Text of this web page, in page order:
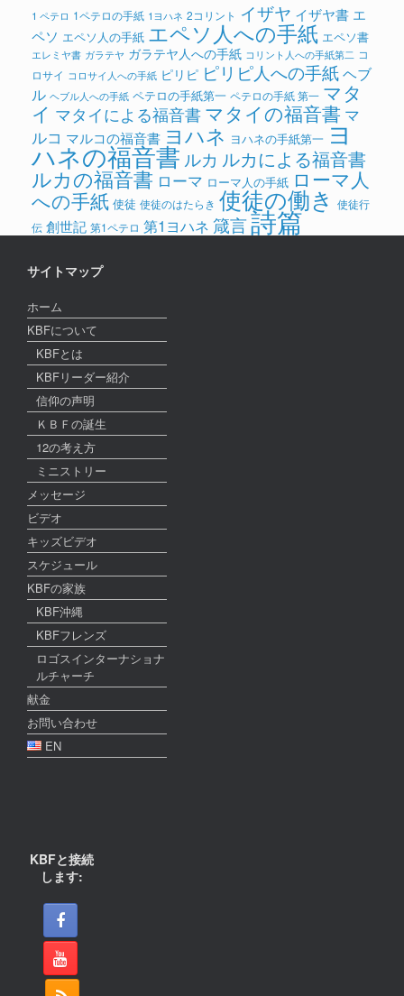
1 ペテロ 1ペテロの手紙 1ヨハネ 2コリント イザヤ イザヤ書 エ
ペソ エペソ人の手紙 エペソ人への手紙 エペソ書
エレミヤ書 ガラテヤ ガラテヤ人への手紙 コリント人への手紙第二 コ
ロサイ コロサイ人への手紙 ピリピ ピリピ人への手紙ヘブ
ル ヘブル人への手紙 ペテロの手紙第一 ペテロの手紙 第一 マタ
イ マタイによる福音書 マタイの福音書 マ
ルコ マルコの福音書 ヨハネ ヨハネの手紙第一 ヨ
ハネの福音書 ルカ ルカによる福音書
ルカの福音書 ローマ ローマ人の手紙 ローマ人
への手紙 使徒 使徒のはたらき 使徒の働き 使徒行
伝 創世記 第1ペテロ 第1ヨハネ 箴言詩篇
サイトマップ
ホーム
KBFについて
KBFとは
KBFリーダー紹介
信仰の声明
ＫＢＦの誕生
12の考え方
ミニストリー
メッセージ
ビデオ
キッズビデオ
スケジュール
KBFの家族
KBF沖縄
KBFフレンズ
ロゴスインターナショナ
ルチャーチ
献金
お問い合わせ
EN
KBFと接続
します: